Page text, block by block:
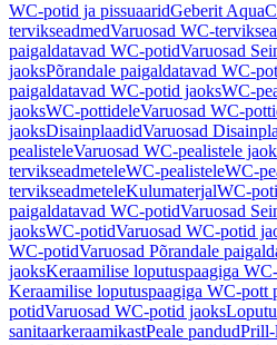
WC-potid ja pissuaaridGeberit
tervikseadmedVaruosad WC-
paigaldatavad WC-potidVaruosad
jaoksPõrandale paigaldatavad WC-
paigaldatavad WC-potid jaoksWC-
jaoksWC-pottideleVaruosad WC-
jaoksDisainplaadidVaruosad
pealisteleVaruosad WC-pealistele
tervikseadmeteleWC-pealisteleWC-
tervikseadmeteleKulumaterjalWC-
paigaldatavad WC-potidVaruosad
jaoksWC-potidVaruosad WC-potid
WC-potidVaruosad Põrandale
jaoksKeraamilise loputuspaagiga
Keraamilise loputuspaagiga WC-pott
potidVaruosad WC-potid jaoks
sanitaarkeraamikastPeale pandudPrill-